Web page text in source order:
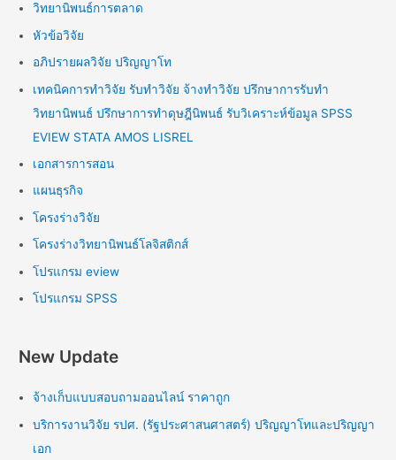
วิทยานิพนธ์การตลาด
หัวข้อวิจัย
อภิปรายผลวิจัย ปริญญาโท
เทคนิคการทำวิจัย รับทำวิจัย จ้างทำวิจัย ปรึกษาการรับทำ
วิทยานิพนธ์ ปรึกษาการทำดุษฎีนิพนธ์ รับวิเคราะห์ข้อมูล SPSS
EVIEW STATA AMOS LISREL
เอกสารการสอน
แผนธุรกิจ
โครงร่างวิจัย
โครงร่างวิทยานิพนธ์โลจิสติกส์
โปรแกรม eview
โปรแกรม SPSS
New Update
จ้างเก็บแบบสอบถามออนไลน์ ราคาถูก
บริการงานวิจัย รปศ. (รัฐประศาสนศาสตร์) ปริญญาโทและปริญญา
เอก